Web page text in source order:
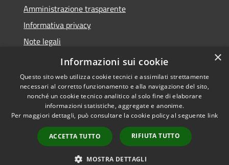
Amministrazione trasparente
Informativa privacy
Note legali
Dichiarazione di accessibilità
Accessibilità
Copyright © 2026 • Comune di
Barasso • Powered by
Municipium•
Accesso
redazione
×
Informazioni sui cookie
Questo sito web utilizza cookie tecnici e assimilati strettamente
necessari al corretto funzionamento e alla navigazione del sito,
nonché un cookie tecnico analitico al solo fine di elaborare
informazioni statistiche, aggregate e anonime.
Per maggiori dettagli, può consultare la cookie policy al seguente link
ACCETTA TUTTO RIFIUTA TUTTO
MOSTRA DETTAGLI